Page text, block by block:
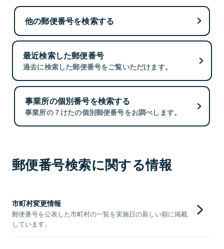
他の郵便番号を検索する
最近検索した郵便番号
過去に検索した郵便番号をご覧いただけます。
事業所の個別番号を検索する
事業所の７けたの個別郵便番号をお調べします。
郵便番号検索に関する情報
市町村変更情報
郵便番号を公表した市町村の一覧を実施日の新しい順に掲載
しています。